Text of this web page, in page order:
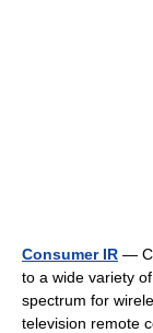
Consumer IR —
to a wide variety
spectrum for
television remote